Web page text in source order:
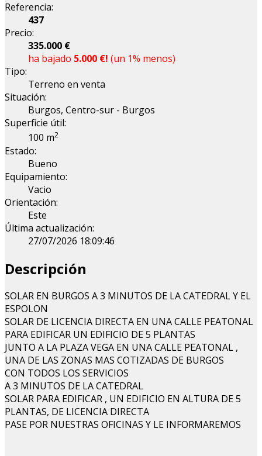
Referencia:
437
Precio:
335.000 €
ha bajado 5.000 €! (un 1% menos)
Tipo:
Terreno en venta
Situación:
Burgos, Centro-sur - Burgos
Superficie útil:
100 m2
Estado:
Bueno
Equipamiento:
Vacio
Orientación:
Este
Última actualización:
27/07/2026 18:09:46
Descripción
SOLAR EN BURGOS A 3 MINUTOS DE LA CATEDRAL Y EL
ESPOLON
SOLAR DE LICENCIA DIRECTA EN UNA CALLE PEATONAL
PARA EDIFICAR UN EDIFICIO DE 5 PLANTAS
JUNTO A LA PLAZA VEGA EN UNA CALLE PEATONAL ,
UNA DE LAS ZONAS MAS COTIZADAS DE BURGOS
CON TODOS LOS SERVICIOS
A 3 MINUTOS DE LA CATEDRAL
SOLAR PARA EDIFICAR , UN EDIFICIO EN ALTURA DE 5
PLANTAS, DE LICENCIA DIRECTA
PASE POR NUESTRAS OFICINAS Y LE INFORMAREMOS